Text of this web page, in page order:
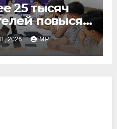
25 тысяч
повысят
2026 MP